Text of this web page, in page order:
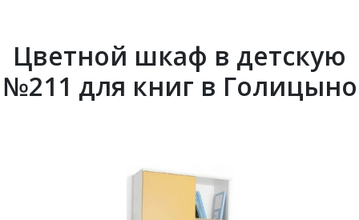
Цветной шкаф в детскую
№211 для книг в Голицыно